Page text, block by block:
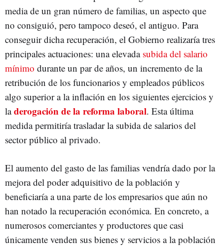
media de un gran número de familias, un aspecto que
no consiguió, pero tampoco deseó, el antiguo. Para
conseguir dicha recuperación, el Gobierno realizaría tres
principales actuaciones: una elevada subida del salario
mínimo durante un par de años, un incremento de la
retribución de los funcionarios y empleados públicos
algo superior a la inflación en los siguientes ejercicios y
laderogación de la reforma laboral. Esta última
medida permitiría trasladar la subida de salarios del
sector público al privado.
El aumento del gasto de las familias vendría dado por la
mejora del poder adquisitivo de la población y
beneficiaría a una parte de los empresarios que aún no
han notado la recuperación económica. En concreto, a
numerosos comerciantes y productores que casi
únicamente venden sus bienes y servicios a la población